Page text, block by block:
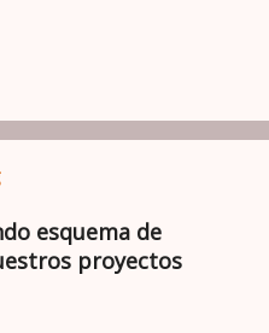
esquema de
proyectos